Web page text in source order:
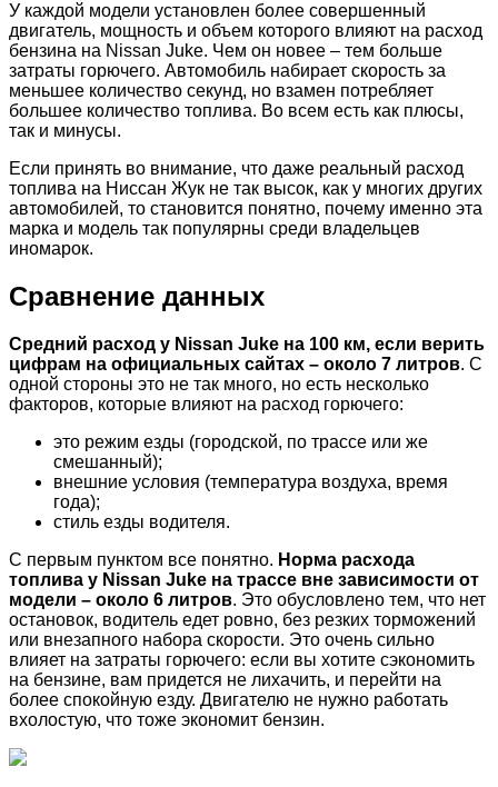
У каждой модели установлен более совершенный
двигатель, мощность и объем которого влияют на расход
бензина на Nissan Juke. Чем он новее – тем больше
затраты горючего. Автомобиль набирает скорость за
меньшее количество секунд, но взамен потребляет
большее количество топлива. Во всем есть как плюсы,
так и минусы.
Если принять во внимание, что даже реальный расход
топлива на Ниссан Жук не так высок, как у многих других
автомобилей, то становится понятно, почему именно эта
марка и модель так популярны среди владельцев
иномарок.
Сравнение данных
Средний расход у Nissan Juke на 100 км, если верить
цифрам на официальных сайтах – около 7 литров. С
одной стороны это не так много, но есть несколько
факторов, которые влияют на расход горючего:
это режим езды (городской, по трассе или же
смешанный);
внешние условия (температура воздуха, время
года);
стиль езды водителя.
С первым пунктом все понятно. Норма расхода
топлива у Nissan Juke на трассе вне зависимости от
модели – около 6 литров. Это обусловлено тем, что нет
остановок, водитель едет ровно, без резких торможений
или внезапного набора скорости. Это очень сильно
влияет на затраты горючего: если вы хотите сэкономить
на бензине, вам придется не лихачить, и перейти на
более спокойную езду. Двигателю не нужно работать
вхолостую, что тоже экономит бензин.